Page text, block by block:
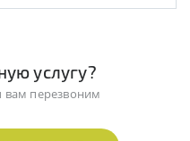
услугу?
вам перезвоним